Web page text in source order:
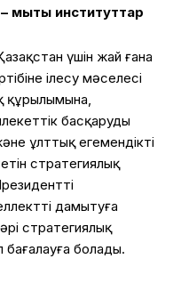
мықты институттар
үшін жай ғана
ілесу мәселесі
құрылымына,
басқарудың
ұлттық егемендіктің
стратегиялық
дамытуға
стратегиялық
бағалауға болады.